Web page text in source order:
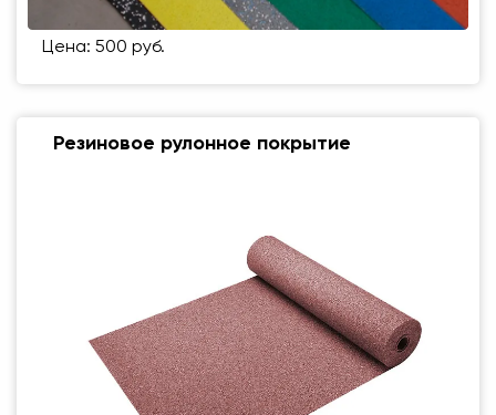
Цена: 500 руб.
Резиновое рулонное покрытие